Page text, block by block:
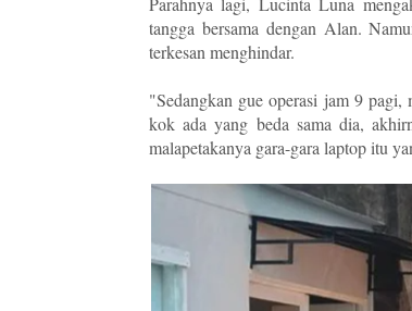
tangga bersama dengan Alan.
terkesan menghindar.
"Sedangkan gue operasi jam 9 pagi,
kok ada yang beda sama dia,
malapetakanya gara-gara laptop itu